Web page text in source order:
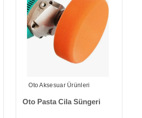
Oto Aksesuar Ürünleri
Oto Pasta Cila Süngeri